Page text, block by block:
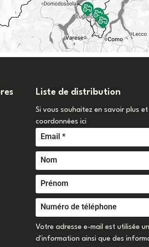
Liste de distribution
Si vous souhaitez en savoir plus
coordonnées ici
Votre adresse e-mail est utilisée
d'information ainsi que des